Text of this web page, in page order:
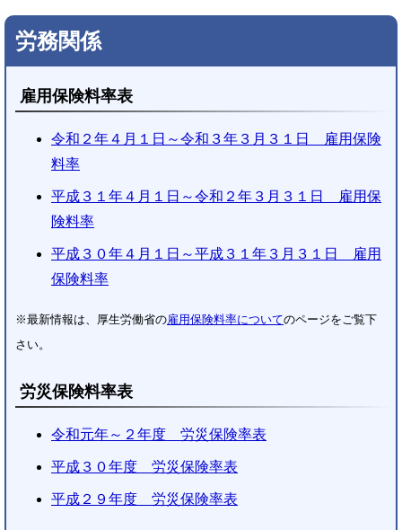
労務関係
雇用保険料率表
令和２年４月１日～令和３年３月３１日 雇用保険
料率
平成３１年４月１日～令和２年３月３１日 雇用保
険料率
平成３０年４月１日～平成３１年３月３１日 雇用
保険料率
※最新情報は、厚生労働省の雇用保険料率についてのページをご覧下
さい。
労災保険料率表
令和元年～２年度 労災保険率表
平成３０年度 労災保険率表
平成２９年度 労災保険率表